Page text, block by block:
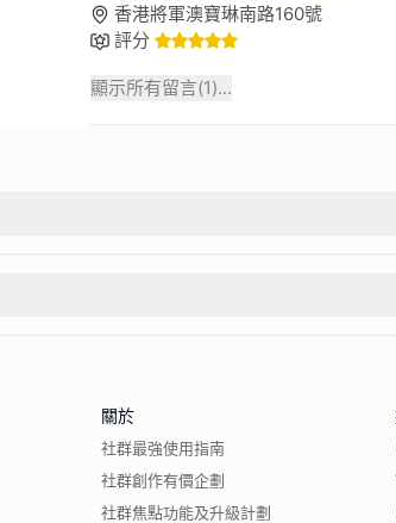
香港將軍澳寶琳南路160號
評分
顯示所有留言(1)...
關於
社群最強使用指南
社群創作有價企劃
社群焦點功能及升級計劃